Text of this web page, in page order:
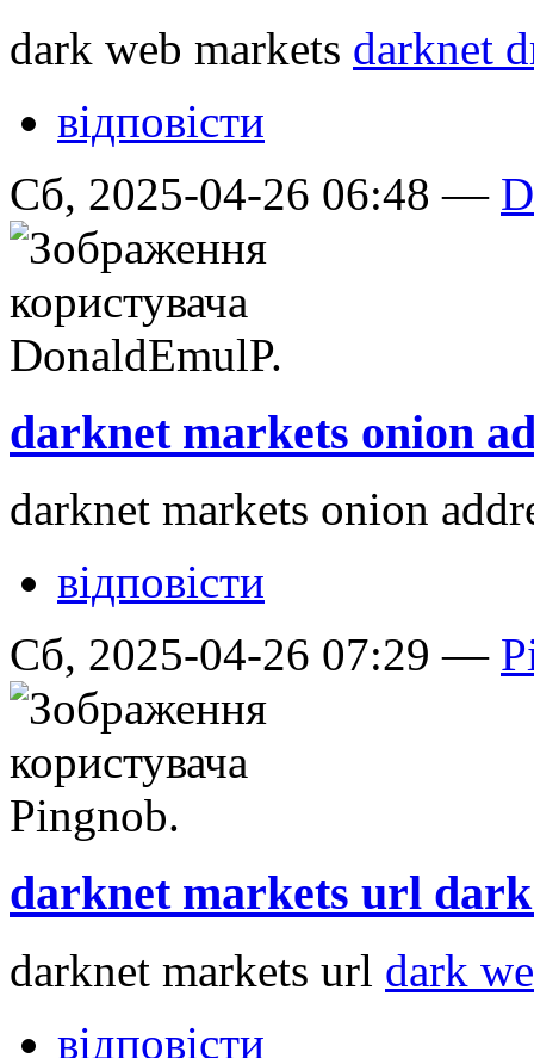
dark web markets darknet
відповісти
Сб, 2025-04-26 06:48 —
darknet markets onion
darknet markets onion
відповісти
Сб, 2025-04-26 07:29 —
darknet markets url
darknet markets url dark
відповісти